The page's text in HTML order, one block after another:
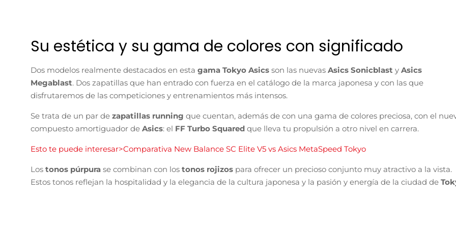
Su estética y su gama de colores con significado
Dos modelos realmente destacados en esta gama Tokyo Asics son las nuevas Asics Sonicblast y Asics
Megablast. Dos zapatillas que han entrado con fuerza en el catálogo de la marca japonesa y con las que
disfrutaremos de las competiciones y entrenamientos más intensos.
Se trata de un par de zapatillas running que cuentan, además de con una gama de colores preciosa, con el
compuesto amortiguador de Asics: el FF Turbo Squared que lleva tu propulsión a otro nivel en carrera.
Esto te puede interesar>Comparativa New Balance SC Elite V5 vs Asics MetaSpeed Tokyo
Los tonos púrpura se combinan con los tonos rojizos para ofrecer un precioso conjunto muy atractivo a la vista.
Estos tonos reflejan la hospitalidad y la elegancia de la cultura japonesa y la pasión y energía de la ciudad de